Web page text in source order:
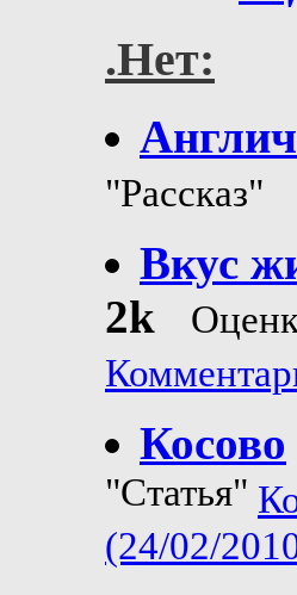
.Нет:
"Рассказ"
Вкус
2k
Косово
"Статья"
(24/02/